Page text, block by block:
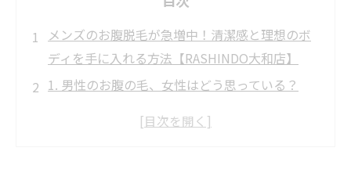
メンズのお腹脱毛が急増中！清潔感と理想のボ
ディを手に入れる方法【RASHINDO大和店】
1. 男性のお腹の毛、女性はどう思っている？
2. お腹脱毛のメリット5選